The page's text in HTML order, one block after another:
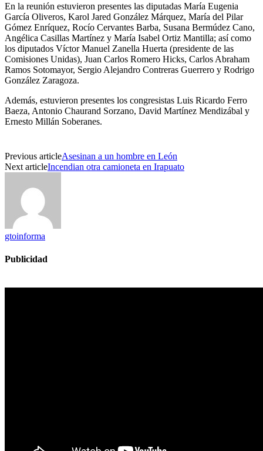
En la reunión estuvieron presentes las diputadas María Eugenia
García Oliveros, Karol Jared González Márquez, María del Pilar
Gómez Enríquez, Rocío Cervantes Barba, Susana Bermúdez Cano,
Angélica Casillas Martínez y María Isabel Ortiz Mantilla; así como
los diputados Víctor Manuel Zanella Huerta (presidente de las
Comisiones Unidas), Juan Carlos Romero Hicks, Carlos Abraham
Ramos Sotomayor, Sergio Alejandro Contreras Guerrero y Rodrigo
González Zaragoza.
Además, estuvieron presentes los congresistas Luis Ricardo Ferro
Baeza, Antonio Chaurand Sorzano, David Martínez Mendizábal y
Ernesto Millán Soberanes.
Previous articleAsesinan a un hombre en León
Next articleIncendian otra camioneta en Irapuato
gtoinforma
Publicidad